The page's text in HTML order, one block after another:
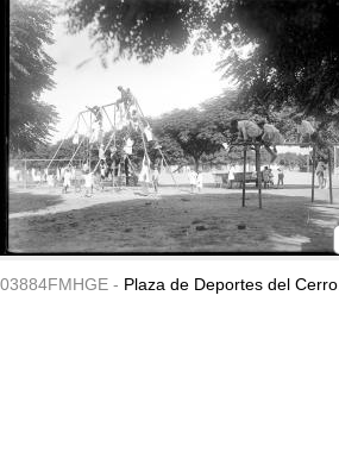
03884FMHGE - Plaza de Deportes del Cerro.